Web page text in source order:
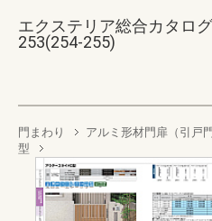
エクステリア総合カタロ
253(254-255)
門まわり アルミ形材門扉（引戸門
型